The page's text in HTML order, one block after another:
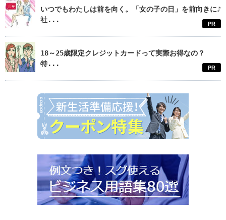
いつでもわたしは前を向く。「女の子の日」を前向きに♪
社...
PR
18～25歳限定クレジットカードって実際お得なの？
特...
PR